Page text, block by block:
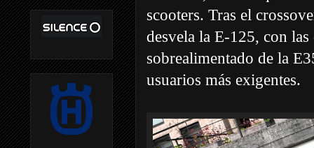
scooters. Tras el
desvela la E-125, con
sobrealimentado de la
usuarios más exigentes.